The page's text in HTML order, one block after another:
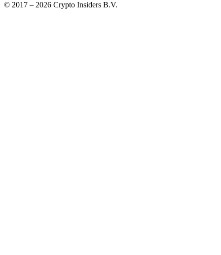
© 2017 – 2026 Crypto Insiders B.V.